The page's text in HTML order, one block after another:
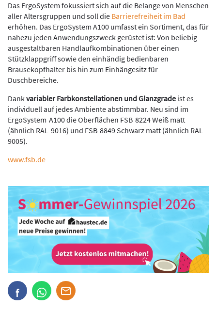
Das ErgoSystem fokussiert sich auf die Belange von Menschen
aller Altersgruppen und soll die Barrierefreiheit im Bad
erhöhen. Das ErgoSystem A100 umfasst ein Sortiment, das für
nahezu jeden Anwendungszweck gerüstet ist: Von beliebig
ausgestaltbaren Handlaufkombinationen über einen
Stützklappgriff sowie den einhändig bedienbaren
Brausekopfhalter bis hin zum Einhängesitz für
Duschbereiche.
Dankvariabler Farbkonstellationen und Glanzgrade ist es
individuell auf jedes Ambiente abstimmbar. Neu sind im
ErgoSystem A100 die Oberflächen FSB 8224 Weiß matt
(ähnlich RAL 9016) und FSB 8849 Schwarz matt (ähnlich RAL
9005).
www.fsb.de